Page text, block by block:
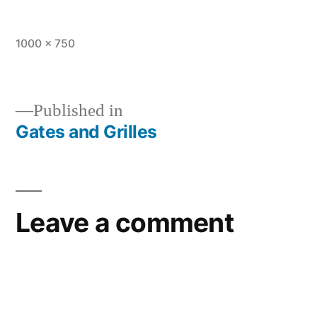
1000 × 750
Published in
Gates and Grilles
Leave a comment